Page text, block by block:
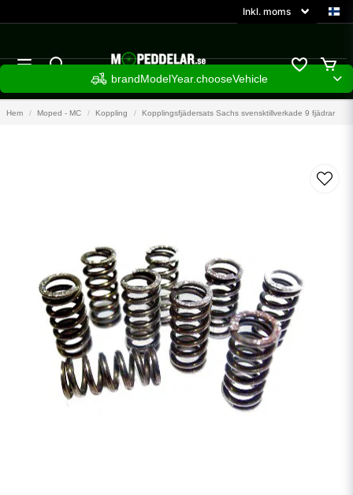
brandModelYear.chooseVehicle
Hem Moped - MC Koppling Kopplingsfjädersats Sachs svensktillverkade 9 fjädrar